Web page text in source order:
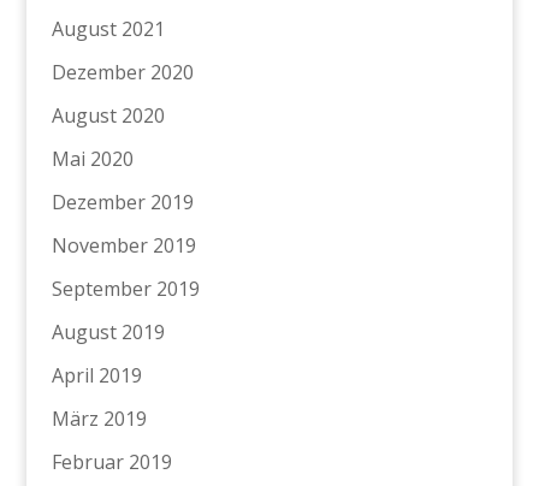
August 2021
Dezember 2020
August 2020
Mai 2020
Dezember 2019
November 2019
September 2019
August 2019
April 2019
März 2019
Februar 2019